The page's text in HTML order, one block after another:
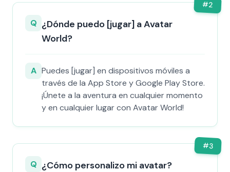
#2
Q ¿Dónde puedo [jugar] a Avatar
World?
A Puedes [jugar] en dispositivos móviles a
través de la App Store y Google Play Store.
¡Únete a la aventura en cualquier momento
y en cualquier lugar con Avatar World!
#3
Q ¿Cómo personalizo mi avatar?